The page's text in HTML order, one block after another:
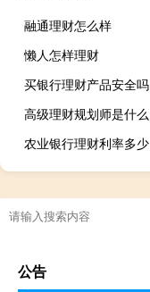
融通理财怎么样
懒人怎样理财
买银行理财产品安全吗
高级理财规划师是什么
农业银行理财利率多少
公告